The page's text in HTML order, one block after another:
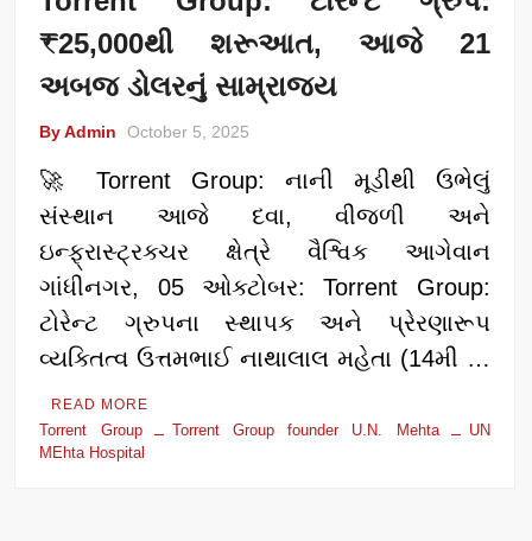
₹25,000થી શરૂઆત, આજે 21
અબજ ડોલરનું સામ્રાજ્ય
By Admin October 5, 2025
🚀 Torrent Group: નાની મૂડીથી ઉભેલું
સંસ્થાન આજે દવા, વીજળી અને
ઇન્ફ્રાસ્ટ્રક્ચર ક્ષેત્રે વૈશ્વિક આગેવાન
ગાંધીનગર, 05 ઓક્ટોબર: Torrent Group:
ટોરેન્ટ ગ્રુપના સ્થાપક અને પ્રેરણારૂપ
વ્યક્તિત્વ ઉત્તમભાઈ નાથાલાલ મહેતા (14મી …
READ MORE
Torrent Group Torrent Group founder U.N. Mehta
UN
MEhta Hospital